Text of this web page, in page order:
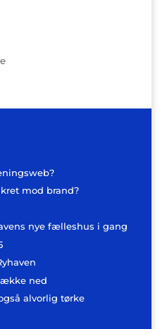
mod brand?
nye fælleshus i gang
ned
alvorlig tørke